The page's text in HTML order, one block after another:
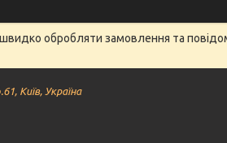
обробляти замовлення та
Київ, Україна